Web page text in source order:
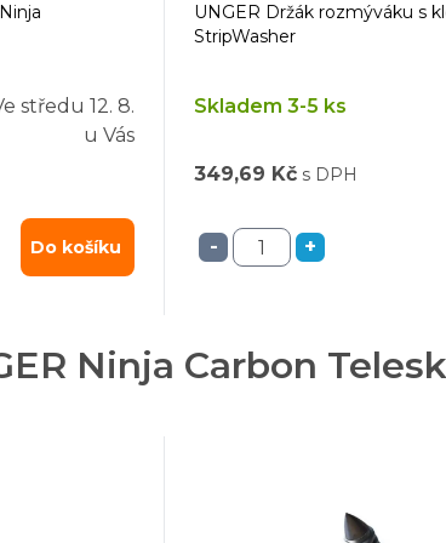
středu 12. 8.
u Vás
Do košíku
UNGER Držák rozmýváku s
StripWasher
Skladem 3-5 ks
349,69 Kč s DPH
- +
Ninja Carbon